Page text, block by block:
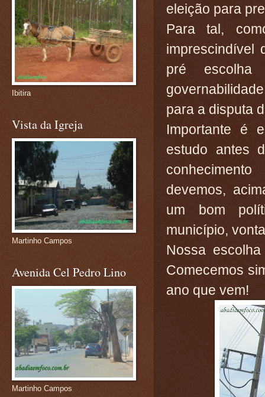
eleição para
Para tal,
imprescindível
pré
para a disputa
Importante é
estudo antes
devemos,
um bom
município,
Nossa
Comecemos
ano que vem!
Ibitira
Vista da Igreja
Martinho Campos
Avenida Cel Pedro Lino
Martinho Campos